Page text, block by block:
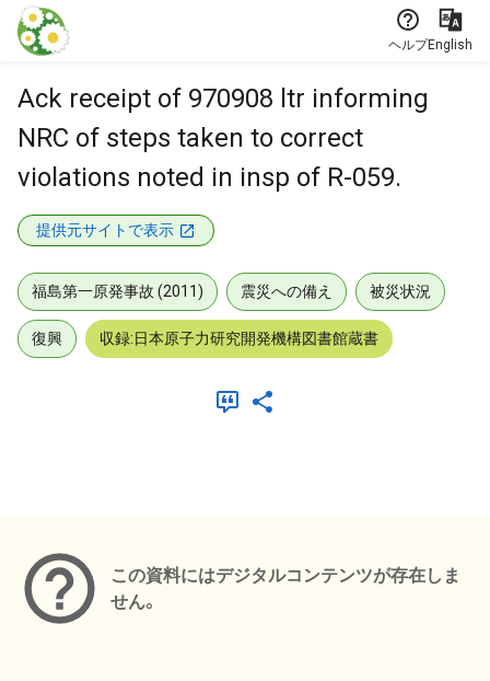
本文に飛ぶ
ヘルプEnglish
Ack receipt of 970908 ltr informing
NRC of steps taken to correct
violations noted in insp of R-059.
提供元サイトで表示
福島第一原発事故 (2011) 震災への備え 被災状況
復興 収録:日本原子力研究開発機構図書館蔵書
この資料にはデジタルコンテンツが存在しま
せん。